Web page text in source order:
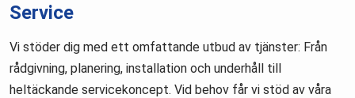
Service
Vi stöder dig med ett omfattande utbud av tjänster: Från
rådgivning, planering, installation och underhåll till
heltäckande servicekoncept. Vid behov får vi stöd av våra